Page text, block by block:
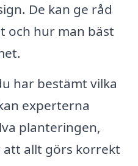
De kan ge råd
och hur man bäst
har bestämt vilka
experterna
planteringen,
att allt görs korrekt